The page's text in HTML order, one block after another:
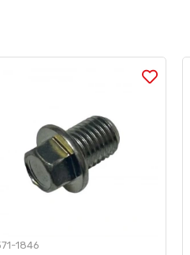
1846